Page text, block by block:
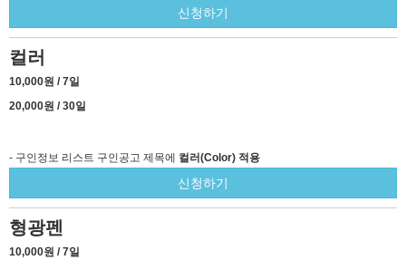
신청하기
컬러
10,000원 / 7일
20,000원 / 30일
- 구인정보 리스트 구인공고 제목에 컬러(Color) 적용
신청하기
형광펜
10,000원 / 7일